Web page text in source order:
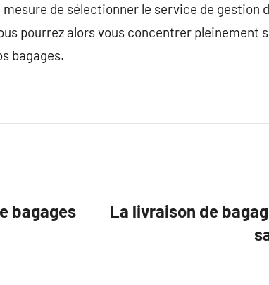
de sélectionner le service de gestion
pourrez alors vous concentrer pleinement
bagages.
bagages
La livraison de